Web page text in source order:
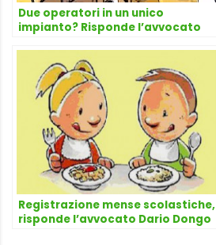
Due operatori in un unico
impianto? Risponde l’avvocato
Registrazione mense scolastiche,
risponde l’avvocato Dario Dongo